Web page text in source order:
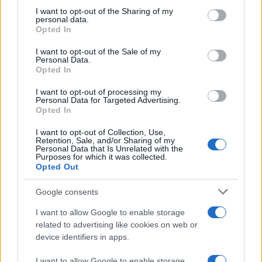
not limited to your visit or usage behaviour. You may click to
grant or deny consent to Google and its third-party tags to
use your data for below specified purposes in below Google
consent section.
I want to opt-out of the Sharing of my
personal data.
Opted In
I want to opt-out of the Sale of my
Personal Data.
Opted In
I want to opt-out of processing my
Personal Data for Targeted Advertising.
Opted In
I want to opt-out of Collection, Use,
Retention, Sale, and/or Sharing of my
Personal Data that Is Unrelated with the
Purposes for which it was collected.
Opted Out
Google consents
I want to allow Google to enable storage
related to advertising like cookies on web or
device identifiers in apps.
Ειδικά για τα πιστοποιητικά εμβολιασμού η εταιρεία
αποθηκεύονται μόνο τοπικά στη συσκευή που
χρησιμοποιούν (δεν θα συγχρονίζονται με τον
οδήγησης και τις ψηφιακές ταυτότητες θα υπάρχει
σχετική προεργασία και συνεργασία με τις κατά
τόπους κυβερνήσεις.